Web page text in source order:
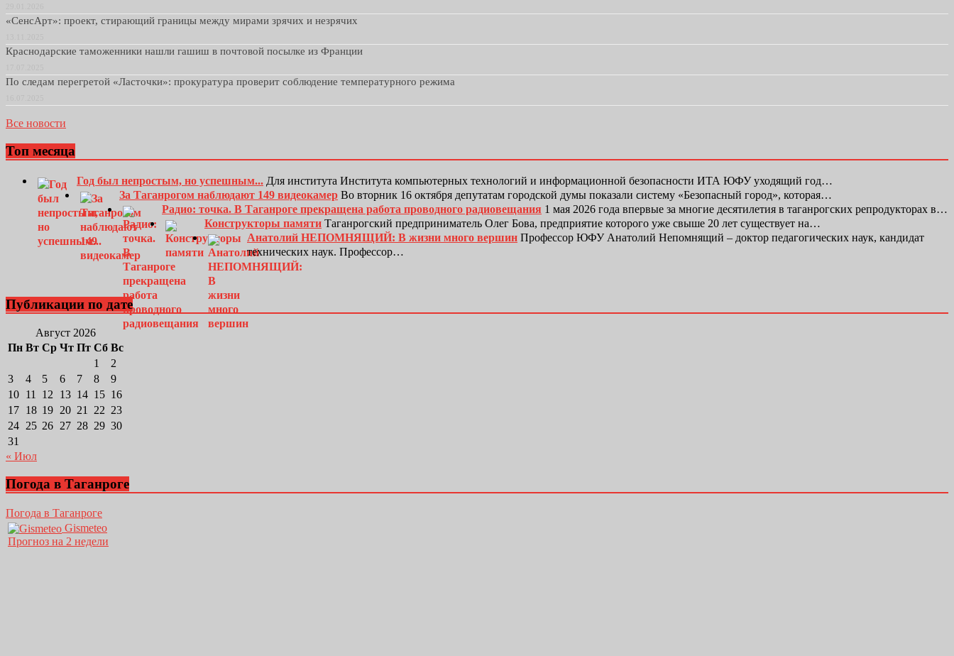
«СенсАрт»: проект, стирающий границы между мирами зрячих и незрячих
Краснодарские таможенники нашли гашиш в почтовой посылке из Франции
По следам перегретой «Ласточки»: прокуратура проверит соблюдение температурного режима
Все новости
Топ месяца
Год был непростым, но успешным... Для института Института компьютерных технологий и информационной безопасности ИТА ЮФУ уходящий год…
За Таганрогом наблюдают 149 видеокамер Во вторник 16 октября депутатам городской думы показали систему «Безопасный город», которая…
Радио: точка. В Таганроге прекращена работа проводного радиовещания 1 мая 2026 года впервые за многие десятилетия в таганрогских репродукторах в…
Конструкторы памяти Таганрогский предприниматель Олег Бова, предприятие которого уже свыше 20 лет существует на…
Анатолий НЕПОМНЯЩИЙ: В жизни много вершин Профессор ЮФУ Анатолий Непомнящий – доктор педагогических наук, кандидат
технических наук. Профессор…
Публикации по дате
Август 2026
Пн Вт Ср Чт Пт Сб Вс
1
2
3
4 5 6 7 8
9
10 11 12 13 14 15 16
17 18 19 20 21 22 23
24 25 26 27 28 29 30
31
« Июл
Погода в Таганроге
Погода в Таганроге
Gismeteo
Прогноз на 2 недели